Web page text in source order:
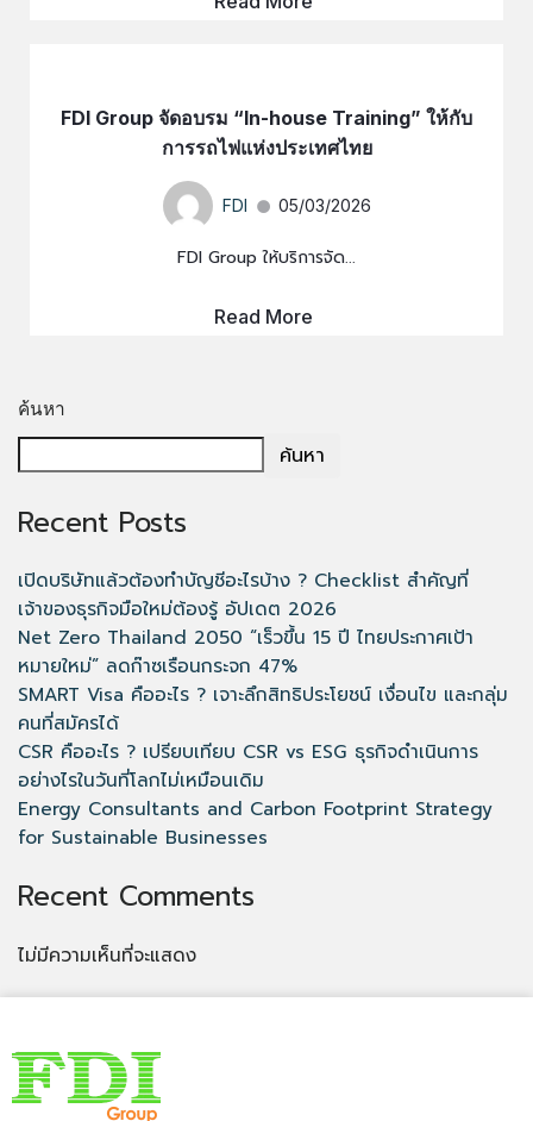
FDI Group จัดอบรม “In-house Training” ให้กับ
การรถไฟแห่งประเทศไทย
FDI 05/03/2026
FDI Group ให้บริการจัด...
Read More
ค้นหา
ค้นหา
Recent Posts
เปิดบริษัทแล้วต้องทำบัญชีอะไรบ้าง ? Checklist สำคัญที่
เจ้าของธุรกิจมือใหม่ต้องรู้ อัปเดต 2026
Net Zero Thailand 2050 “เร็วขึ้น 15 ปี ไทยประกาศเป้า
หมายใหม่” ลดก๊าซเรือนกระจก 47%
SMART Visa คืออะไร ? เจาะลึกสิทธิประโยชน์ เงื่อนไข และกลุ่ม
คนที่สมัครได้
CSR คืออะไร ? เปรียบเทียบ CSR vs ESG ธุรกิจดำเนินการ
อย่างไรในวันที่โลกไม่เหมือนเดิม
Energy Consultants and Carbon Footprint Strategy
for Sustainable Businesses
Recent Comments
ไม่มีความเห็นที่จะแสดง